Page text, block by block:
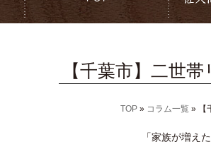
【千葉市】二世
TOP » コラム一覧 »
「家族が増え